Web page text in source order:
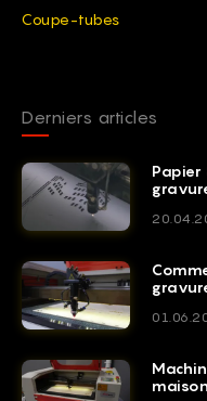
Coupe-tubes
Derniers articles
Papier
maison